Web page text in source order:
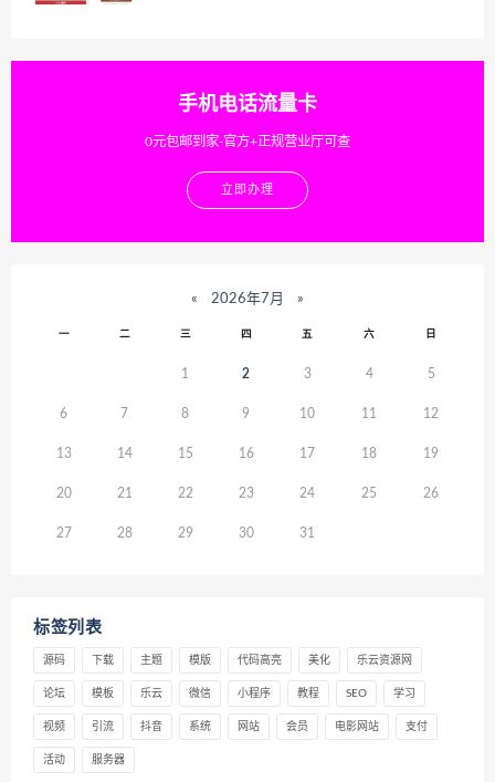
手机电话流量卡
0元包邮到家-官方+正规营业厅可查
立即办理
« 2026年7月 »
一 二 三 四 五 六 日
1 2 3 4 5
6 7 8 9 10 11 12
13 14 15 16 17 18 19
20 21 22 23 24 25 26
27 28 29 30 31
标签列表
源码 下载 主题 模版 代码高亮 美化 乐云资源网
论坛 模板 乐云 微信 小程序 教程 SEO 学习
视频 引流 抖音 系统 网站 会员 电影网站 支付
活动 服务器